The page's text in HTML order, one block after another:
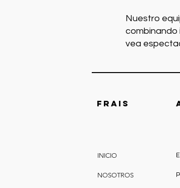
Nuestro
combinando
vea
FRAIS
INICIO
NOSOTROS